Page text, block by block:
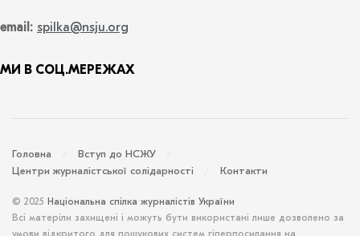
email: spilka@nsju.org
МИ В СОЦ.МЕРЕЖАХ
Головна
Вступ до НСЖУ
Центри журналістської солідарності
Контакти
© 2025 Національна спілка журналістів України
Всі матеріли захищені і можуть бути використані лише дозволено за